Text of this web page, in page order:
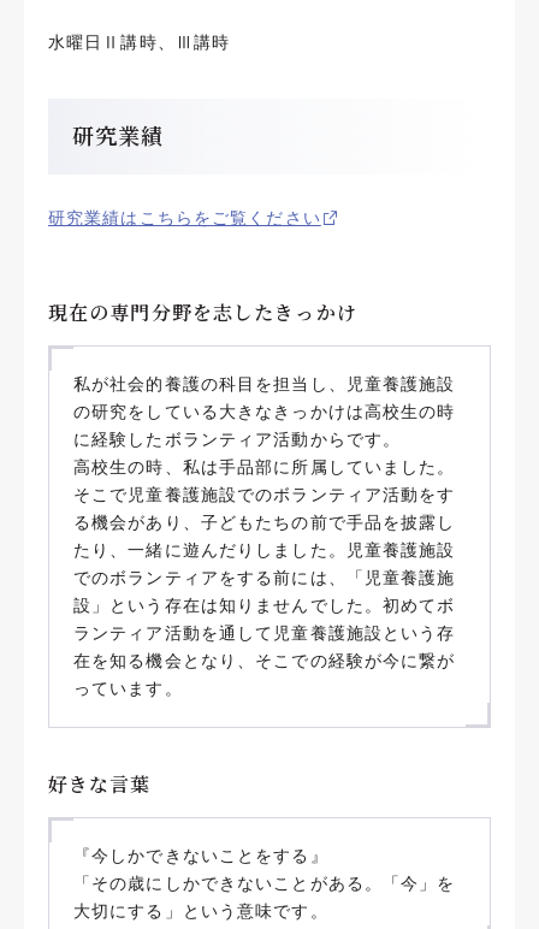
水曜日Ⅱ講時、Ⅲ講時
研究業績
研究業績はこちらをご覧ください
現在の専門分野を志したきっかけ
私が社会的養護の科目を担当し、児童養護施設
の研究をしている大きなきっかけは高校生の時
に経験したボランティア活動からです。
高校生の時、私は手品部に所属していました。
そこで児童養護施設でのボランティア活動をす
る機会があり、子どもたちの前で手品を披露し
たり、一緒に遊んだりしました。児童養護施設
でのボランティアをする前には、「児童養護施
設」という存在は知りませんでした。初めてボ
ランティア活動を通して児童養護施設という存
在を知る機会となり、そこでの経験が今に繋が
っています。
好きな言葉
『今しかできないことをする』
「その歳にしかできないことがある。「今」を
大切にする」という意味です。